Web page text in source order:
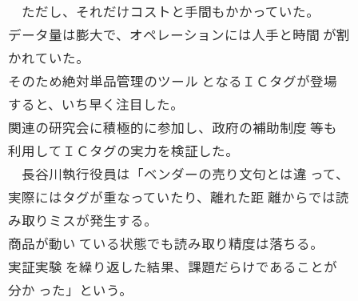
ただし、それだけコストと手間もかかっていた。
データ量は膨大で、オペレーションには人手と時間 が割
かれていた。
そのため絶対単品管理のツール となるＩＣタグが登場
すると、いち早く注目した。
関連の研究会に積極的に参加し、政府の補助制度 等も
利用してＩＣタグの実力を検証した。
長谷川執行役員は「ベンダーの売り文句とは違 って、
実際にはタグが重なっていたり、離れた距 離からでは読
み取りミスが発生する。
商品が動い ている状態でも読み取り精度は落ちる。
実証実験 を繰り返した結果、課題だらけであることが
分か った」という。